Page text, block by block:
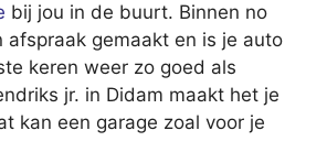
bij jou in de buurt. Binnen no
afspraak gemaakt en is je auto
keren weer zo goed als
jr. in Didam maakt het je
kan een garage zoal voor je